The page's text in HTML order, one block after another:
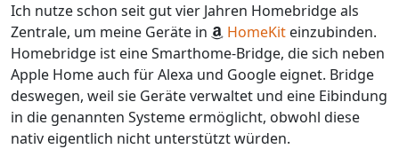
Ich nutze schon seit gut vier Jahren Homebridge als
Zentrale, um meine Geräte in
HomeKit einzubinden.
Homebridge ist eine Smarthome-Bridge, die sich neben
Apple Home auch für Alexa und Google eignet. Bridge
deswegen, weil sie Geräte verwaltet und eine Eibindung
in die genannten Systeme ermöglicht, obwohl diese
nativ eigentlich nicht unterstützt würden.